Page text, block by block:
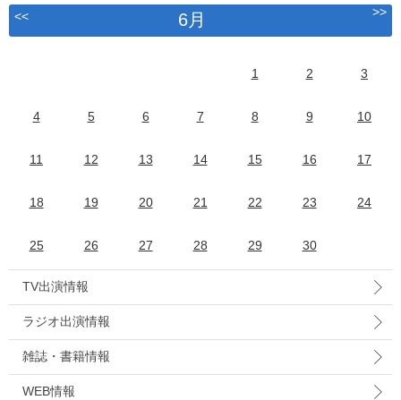
<< 6月 >>
1 2 3
4 5 6 7 8 9 10
11 12 13 14 15 16 17
18 19 20 21 22 23 24
25 26 27 28 29 30
TV出演情報
ラジオ出演情報
雑誌・書籍情報
WEB情報